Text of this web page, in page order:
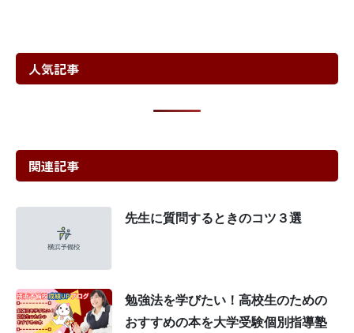
人気記事
関連記事
先生に質問するときのコツ３選
勉強法を学びたい！高校生のための
おすすめの本を大学受験個別指導塾